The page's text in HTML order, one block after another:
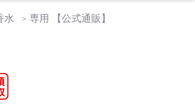
水 専用 【公式通販】